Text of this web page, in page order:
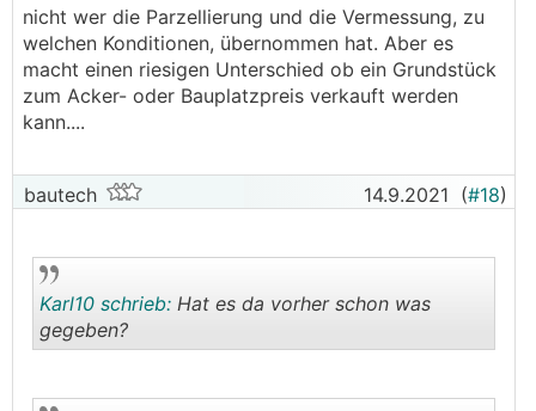
nicht wer die Parzellierung und die Vermessung, zu
welchen Konditionen, übernommen hat. Aber es
macht einen riesigen Unterschied ob ein Grundstück
zum Acker- oder Bauplatzpreis verkauft werden
kann....
bautech 14.9.2021 (#18)
..
Karl10 schrieb: Hat es da vorher schon was
gegeben?